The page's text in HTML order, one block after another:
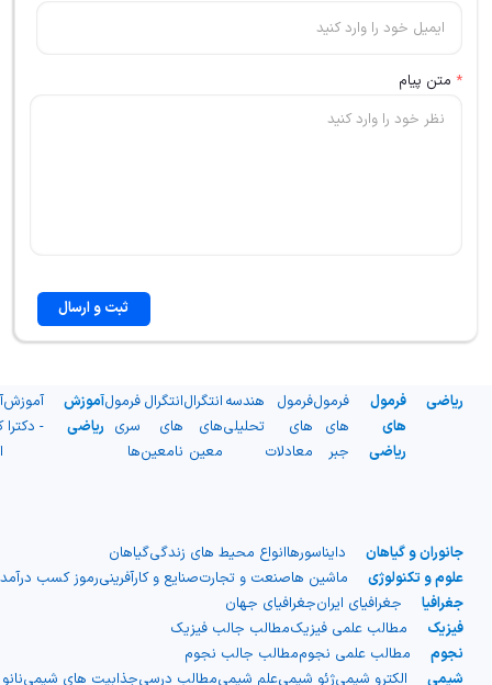
* متن پیام
ثبت و ارسال
ریاضی
فرمول
های
ریاضی
فرمول
های
جبر
فرمول
های
معادلات
هندسه
تحلیلی
انتگرال
های
معین
انتگرال
های
نامعین
فرمول
سری
ها
آموزش
ریاضی
آموزش
- دکترا
جانوران و گیاهان دایناسورهاانواع محیط های زندگیگیاهان
علوم و تکنولوژی
ماشین هاصنعت و تجارتصنایع و کارآفرینیرموز کسب درآمد
جغرافیا
جغرافیای ایرانجغرافیای جهان
فیزیک
مطالب علمی فیزیکمطالب جالب فیزیک
نجوم
مطالب علمی نجوممطالب جالب نجوم
شیمی
الکترو شیمیژئو شیمیعلم شیمیمطالب درسیجذابیت های شیمی